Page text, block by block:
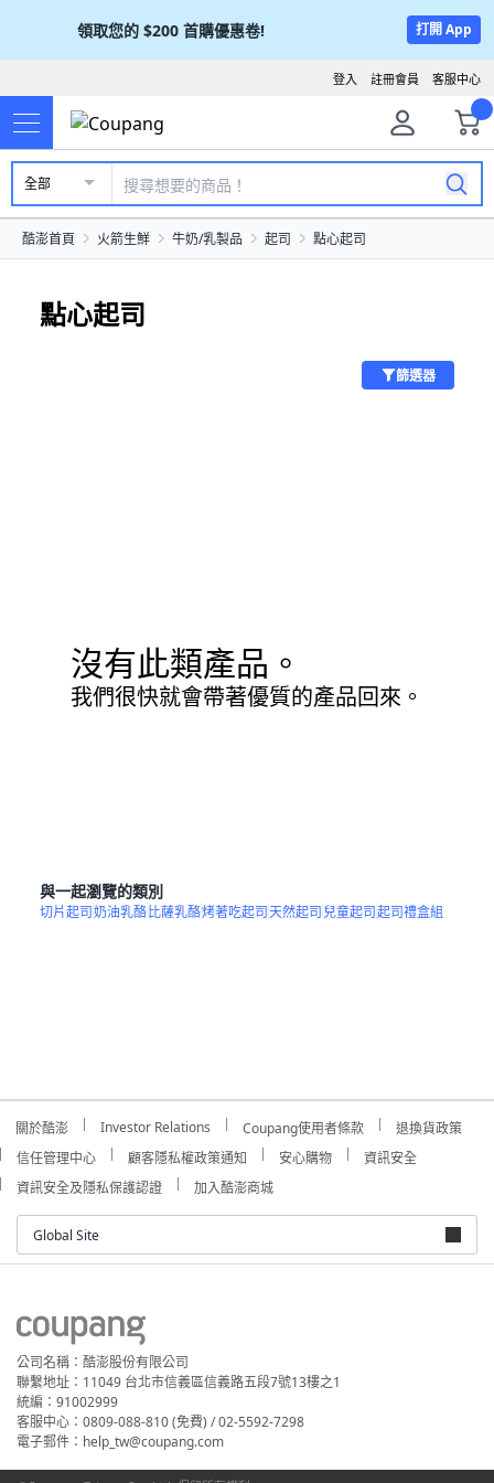
領取您的 $200 首購優惠卷! 打開 App
客服中心
註冊會員
登入
全部
酷澎首頁 火箭生鮮 牛奶/乳製品 起司 點心起司
點心起司
篩選器
沒有此類產品。
我們很快就會帶著優質的產品回來。
與一起瀏覽的類別
切片起司奶油乳酪比薩乳酪烤著吃起司天然起司兒童起司起司禮盒組
關於酷澎 Investor Relations Coupang使用者條款
退換貨政策
信任管理中心
顧客隱私權政策通知 安心購物
資訊安全
資訊安全及隱私保護認證
加入酷澎商城
Global Site
公司名稱：酷澎股份有限公司
聯繫地址：11049 台北市信義區信義路五段7號13樓之1
統編：91002999
客服中心：0809-088-810 (免費) / 02-5592-7298
電子郵件：help_tw@coupang.com